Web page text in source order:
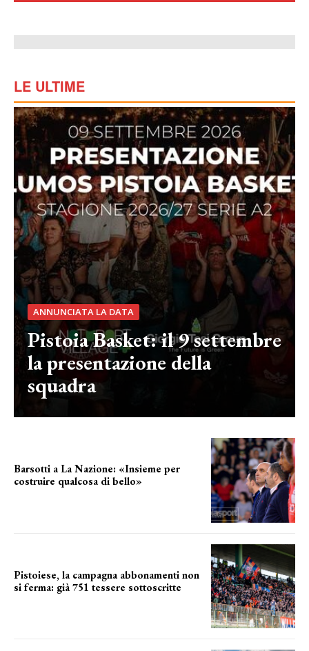
LE ULTIME
ANNUNCIATA LA DATA
Pistoia Basket: il 9 settembre
la presentazione della
squadra
Barsotti a La Nazione: «Insieme per
costruire qualcosa di bello»
Pistoiese, la campagna abbonamenti non
si ferma: già 751 tessere sottoscritte